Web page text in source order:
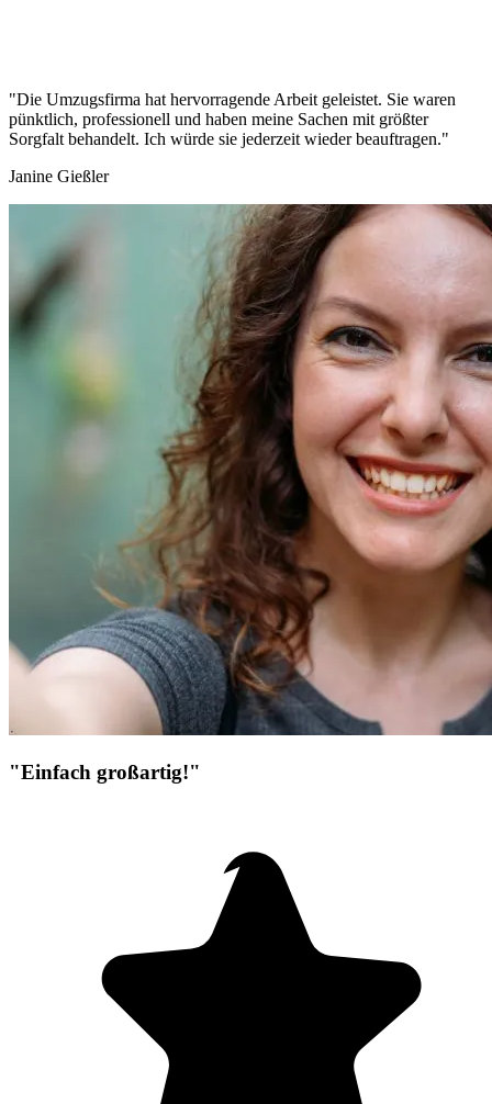
"Die Umzugsfirma hat hervorragende Arbeit geleistet. Sie waren
pünktlich, professionell und haben meine Sachen mit größter
Sorgfalt behandelt. Ich würde sie jederzeit wieder beauftragen."
Janine Gießler
"Einfach großartig!"